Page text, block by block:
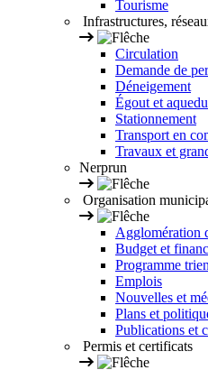
Tourisme
Infrastructures,
Circulation
Demande de
Déneigement
Égout et
Stationnement
Transport en
Travaux et
Nerprun
Organisation
Agglomération
Budget et
Programme
Emplois
Nouvelles et
Plans et
Publications et
Permis et certificats